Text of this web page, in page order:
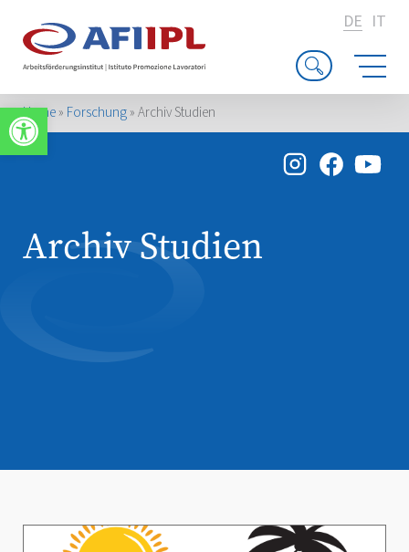
Werkzeugleiste öffnen
DE IT
Home» Forschung»Archiv Studien
Archiv Studien